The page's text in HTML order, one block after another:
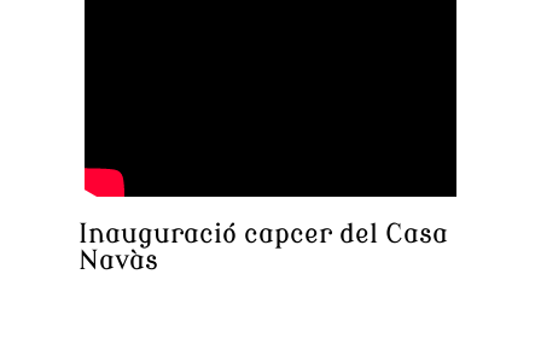
Inauguració capcer del Casa
Navàs